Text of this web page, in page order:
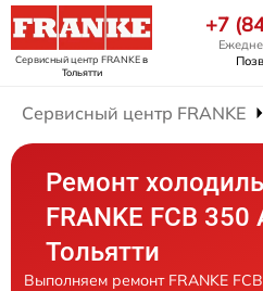
Сервисный центр FRANKEв
Тольятти
+7
Сервисный центр FRANKE
Ремонт
FRANKE FCB 350
Тольятти
Выполняем ремонт FRANKE